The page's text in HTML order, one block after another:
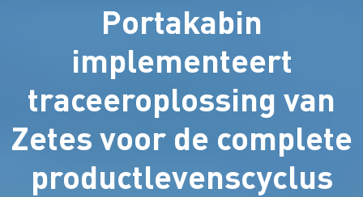
Portakabin
implementeert
traceeroplossing van
Zetes voor de complete
productlevenscyclus